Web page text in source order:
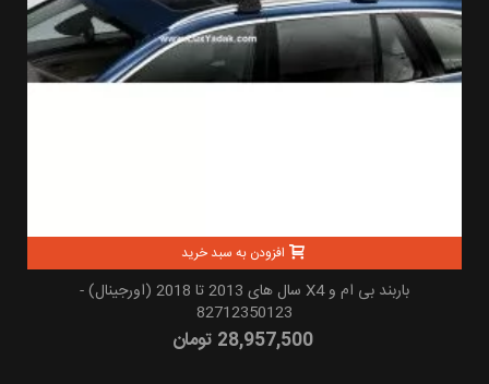
افزودن به سبد خرید
باربند بی ام و X4 سال های 2013 تا 2018 (اورجینال) -
82712350123
28,957,500 تومان